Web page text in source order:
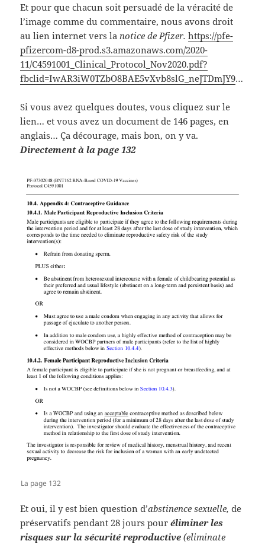
Et pour que chacun soit persuadé de la véracité de
l’image comme du commentaire, nous avons droit
au lien internet vers la notice de Pfizer. https://pfe-
pfizercom-d8-prod.s3.amazonaws.com/2020-
11/C4591001_Clinical_Protocol_Nov2020.pdf?
fbclid=IwAR3iW0TZbO8BAE5vXvb8slG_neJTDmJY9…
Si vous avez quelques doutes, vous cliquez sur le
lien… et vous avez un document de 146 pages, en
anglais… Ça décourage, mais bon, on y va.
Directement à la page 132
La page 132
Et oui, il y est bien question d’abstinence sexuelle, de
préservatifs pendant 28 jours pouréliminer les
risques sur la sécurité reproductive (eliminate